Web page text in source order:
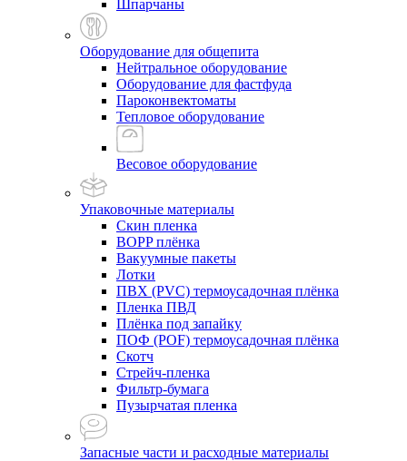
Шпарчаны
Оборудование для общепита
Нейтральное оборудование
Оборудование для фастфуда
Пароконвектоматы
Тепловое оборудование
Весовое оборудование
Упаковочные материалы
Скин пленка
BOPP плёнка
Вакуумные пакеты
Лотки
ПВХ (PVC) термоусадочная плёнка
Пленка ПВД
Плёнка под запайку
ПОФ (POF) термоусадочная плёнка
Скотч
Стрейч-пленка
Фильтр-бумага
Пузырчатая пленка
Запасные части и расходные материалы